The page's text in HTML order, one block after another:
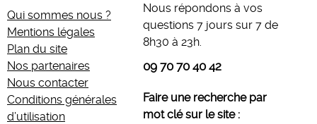
Qui sommes nous ?
Mentions légales
Plan du site
Nos partenaires
Nous contacter
Conditions générales
d’utilisation
Nous répondons à vos
questions 7 jours sur 7 de
8h30 à 23h.
09 70 70 40 42
Faire une recherche par
mot clé sur le site :